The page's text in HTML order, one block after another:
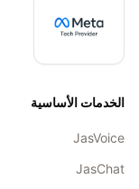
الخدمات الأساسية
JasVoice
JasChat